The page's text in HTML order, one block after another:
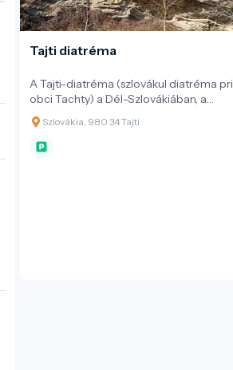
Tajti diatréma
A Tajti-diatréma (szlovákul diatréma pri
obci Tachty) a Dél-Szlovákiában, a
magyar határ közelében fekvő Tachty
(magyarul: Tajti) település határában
található. Ez a képződmény a Kárpát–
Szlovákia, 980 34 Tajti